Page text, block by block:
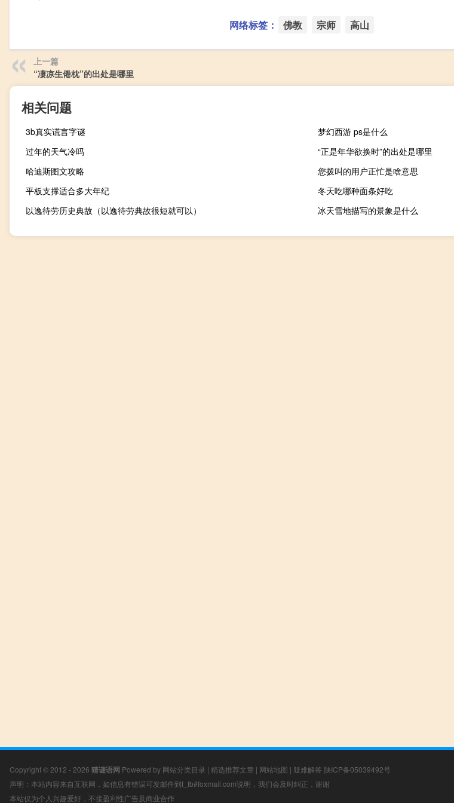
网络标签： 佛教 宗师 高山
上一篇
“凄凉生倦枕”的出处是哪里
相关问题
3b真实谎言字谜
梦幻西游 ps是什么
过年的天气冷吗
“正是年华欲换时”的出处是哪里
哈迪斯图文攻略
您拨叫的用户正忙是啥意思
平板支撑适合多大年纪
冬天吃哪种面条好吃
以逸待劳历史典故（以逸待劳典故很短就可以）
冰天雪地描写的景象是什么
Copyright © 2012 - 2026 猜谜语网 Powered by 网站分类目录 | 精选推荐文章 | 网站地图 | 疑难解答 陕ICP备05039492号
声明：本站内容来自互联网，如信息有错误可发邮件到f_fb#foxmail.com说明，我们会及时纠正，谢谢
本站仅为个人兴趣爱好，不接盈利性广告及商业合作